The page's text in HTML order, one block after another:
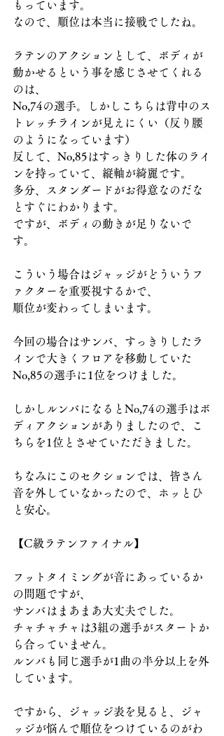
もっています。
なので、順位は本当に接戦でしたね。
ラテンのアクションとして、ボディが
動かせるという事を感じさせてくれる
のは、
No,74の選手。しかしこちらは背中のス
トレッチラインが見えにくい（反り腰
のようになっています）
反して、No,85はすっきりした体のライ
ンを持っていて、縦軸が綺麗です。
多分、スタンダードがお得意なのだな
とすぐにわかります。
ですが、ボディの動きが足りないで
す。
こういう場合はジャッジがどういうフ
ァクターを重要視するかで、
順位が変わってしまいます。
今回の場合はサンバ、すっきりしたラ
インで大きくフロアを移動していた
No,85の選手に1位をつけました。
しかしルンバになるとNo,74の選手はボ
ディアクションがありましたので、こ
ちらを1位とさせていただきました。
ちなみにこのセクションでは、皆さん
音を外していなかったので、ホッとひ
と安心。
【C級ラテンファイナル】
フットタイミングが音にあっているか
の問題ですが、
サンバはまあまあ大丈夫でした。
チャチャチャは3組の選手がスタートか
ら合っていません。
ルンバも同じ選手が1曲の半分以上を外
しています。
ですから、ジャッジ表を見ると、ジャ
ッジが悩んで順位をつけているのがわ